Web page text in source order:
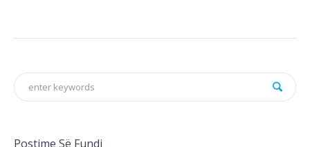
Postime Së Fundi